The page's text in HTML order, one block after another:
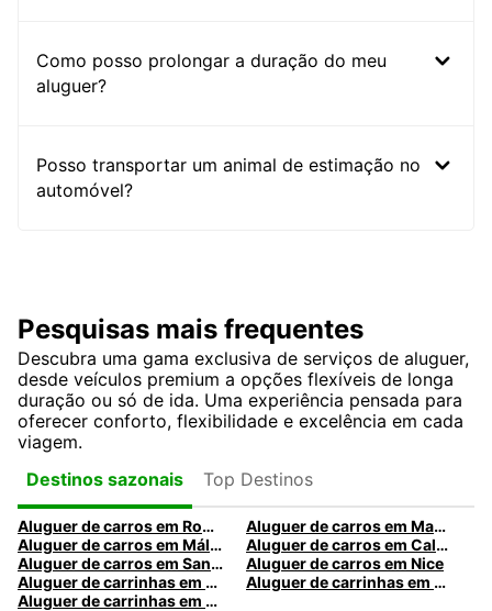
Como posso prolongar a duração do meu
aluguer?
Posso transportar um animal de estimação no
automóvel?
Pesquisas mais frequentes
Descubra uma gama exclusiva de serviços de aluguer,
desde veículos premium a opções flexíveis de longa
duração ou só de ida. Uma experiência pensada para
oferecer conforto, flexibilidade e excelência em cada
viagem.
Destinos sazonais
Top Destinos
Aluguer de carros em Roma
Aluguer de carros em Madrid
Aluguer de carros em Málaga
Aluguer de carros em Caldas da Rainha
Aluguer de carros em Santa Maria da Feira
Aluguer de carros em Nice
Aluguer de carrinhas em Nice
Aluguer de carrinhas em Santa Maria da Feira
Aluguer de carrinhas em Caldas da Rainha